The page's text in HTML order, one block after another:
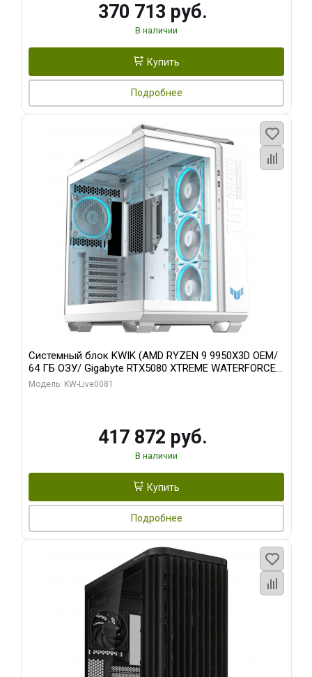
370 713 руб.
В наличии
Купить
Подробнее
Системный блок KWIK (AMD RYZEN 9 9950X3D OEM/
64 ГБ ОЗУ/ Gigabyte RTX5080 XTREME WATERFORCE
16GB GDDR7 256bit/ 1 ТБ SSD)
Модель: KW-Live0081
417 872 руб.
В наличии
Купить
Подробнее